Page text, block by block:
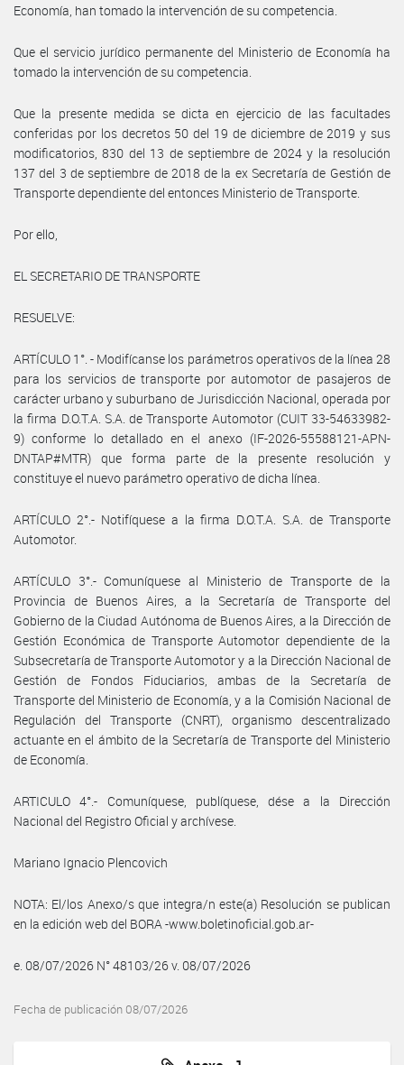
Economía, han tomado la intervención de su competencia.
Que el servicio jurídico permanente del Ministerio de Economía ha
tomado la intervención de su competencia.
Que la presente medida se dicta en ejercicio de las facultades
conferidas por los decretos 50 del 19 de diciembre de 2019 y sus
modificatorios, 830 del 13 de septiembre de 2024 y la resolución
137 del 3 de septiembre de 2018 de la ex Secretaría de Gestión de
Transporte dependiente del entonces Ministerio de Transporte.
Por ello,
EL SECRETARIO DE TRANSPORTE
RESUELVE:
ARTÍCULO 1°. - Modifícanse los parámetros operativos de la línea 28
para los servicios de transporte por automotor de pasajeros de
carácter urbano y suburbano de Jurisdicción Nacional, operada por
la firma D.O.T.A. S.A. de Transporte Automotor (CUIT 33-54633982-
9) conforme lo detallado en el anexo (IF-2026-55588121-APN-
DNTAP#MTR) que forma parte de la presente resolución y
constituye el nuevo parámetro operativo de dicha línea.
ARTÍCULO 2°.- Notifíquese a la firma D.O.T.A. S.A. de Transporte
Automotor.
ARTÍCULO 3°.- Comuníquese al Ministerio de Transporte de la
Provincia de Buenos Aires, a la Secretaría de Transporte del
Gobierno de la Ciudad Autónoma de Buenos Aires, a la Dirección de
Gestión Económica de Transporte Automotor dependiente de la
Subsecretaría de Transporte Automotor y a la Dirección Nacional de
Gestión de Fondos Fiduciarios, ambas de la Secretaría de
Transporte del Ministerio de Economía, y a la Comisión Nacional de
Regulación del Transporte (CNRT), organismo descentralizado
actuante en el ámbito de la Secretaría de Transporte del Ministerio
de Economía.
ARTICULO 4°.- Comuníquese, publíquese, dése a la Dirección
Nacional del Registro Oficial y archívese.
Mariano Ignacio Plencovich
NOTA: El/los Anexo/s que integra/n este(a) Resolución se publican
en la edición web del BORA -www.boletinoficial.gob.ar-
e. 08/07/2026 N° 48103/26 v. 08/07/2026
Fecha de publicación 08/07/2026